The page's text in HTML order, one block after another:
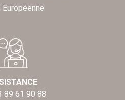
Européenne
89 61 90 88